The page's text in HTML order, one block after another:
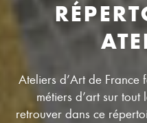
Ateliers d’Art de France
métiers d’art sur
retrouver dans ce